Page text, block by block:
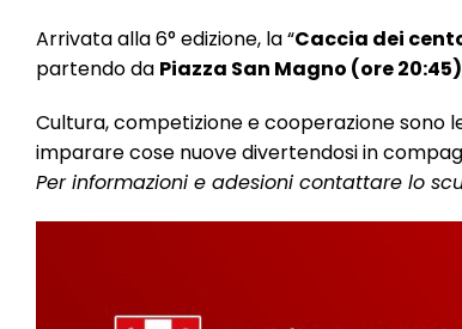
Arrivata alla 6° edizione, la “Caccia dei
partendo da Piazza San Magno (ore 20:45)
Cultura, competizione e cooperazione sono
imparare cose nuove divertendosi in
Per informazioni e adesioni contattare lo